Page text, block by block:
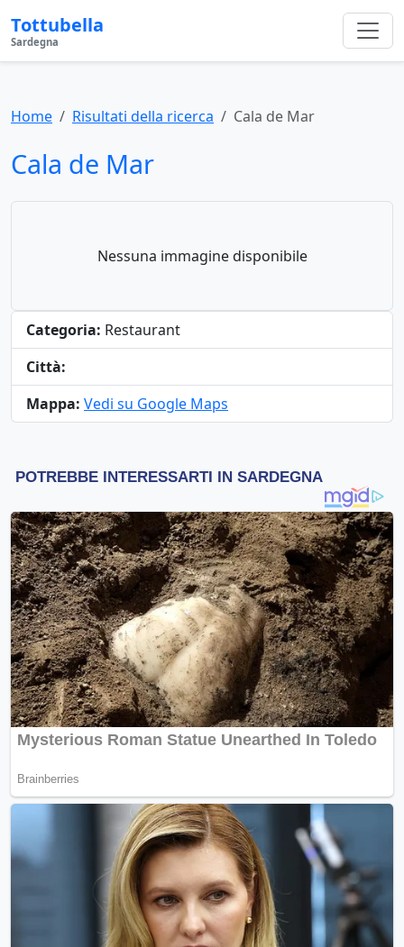
Tottubella
Sardegna
Home Risultati della ricerca Cala de Mar
Cala de Mar
Nessuna immagine disponibile
Categoria: Restaurant
Città:
Mappa: Vedi su Google Maps